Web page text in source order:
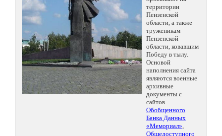
территории
Пензенской
области, а также
труженикам
Пензенской
области, ковавшим
Победу в тылу.
Основой
наполнения сайта
являются военные
архивные
документы с
сайтов
Обобщенного
Банка Данных
«Мемориал»,
Общедоступного